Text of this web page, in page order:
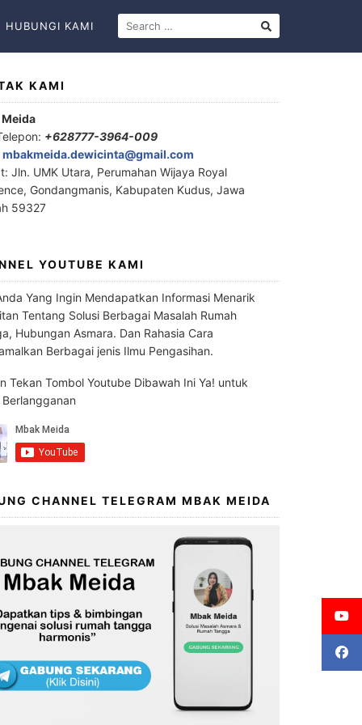
HUBUNGI KAMI
KAMI
+628777-3964-009
mbakmeida.dewicinta@gmail.com
Jln. UMK Utara, Perumahan Wijaya Royal
Gondangmanis, Kabupaten Kudus, Jawa
59327
YOUTUBE KAMI
Yang Ingin Mendapatkan Informasi Menarik
Tentang Solusi Berbagai Masalah Rumah
Hubungan Asmara. Dan Rahasia Cara
Berbagai jenis Ilmu Pengasihan.
Tekan Tombol Youtube Dibawah Ini Ya! untuk
CHANNEL TELEGRAM MBAK MEIDA